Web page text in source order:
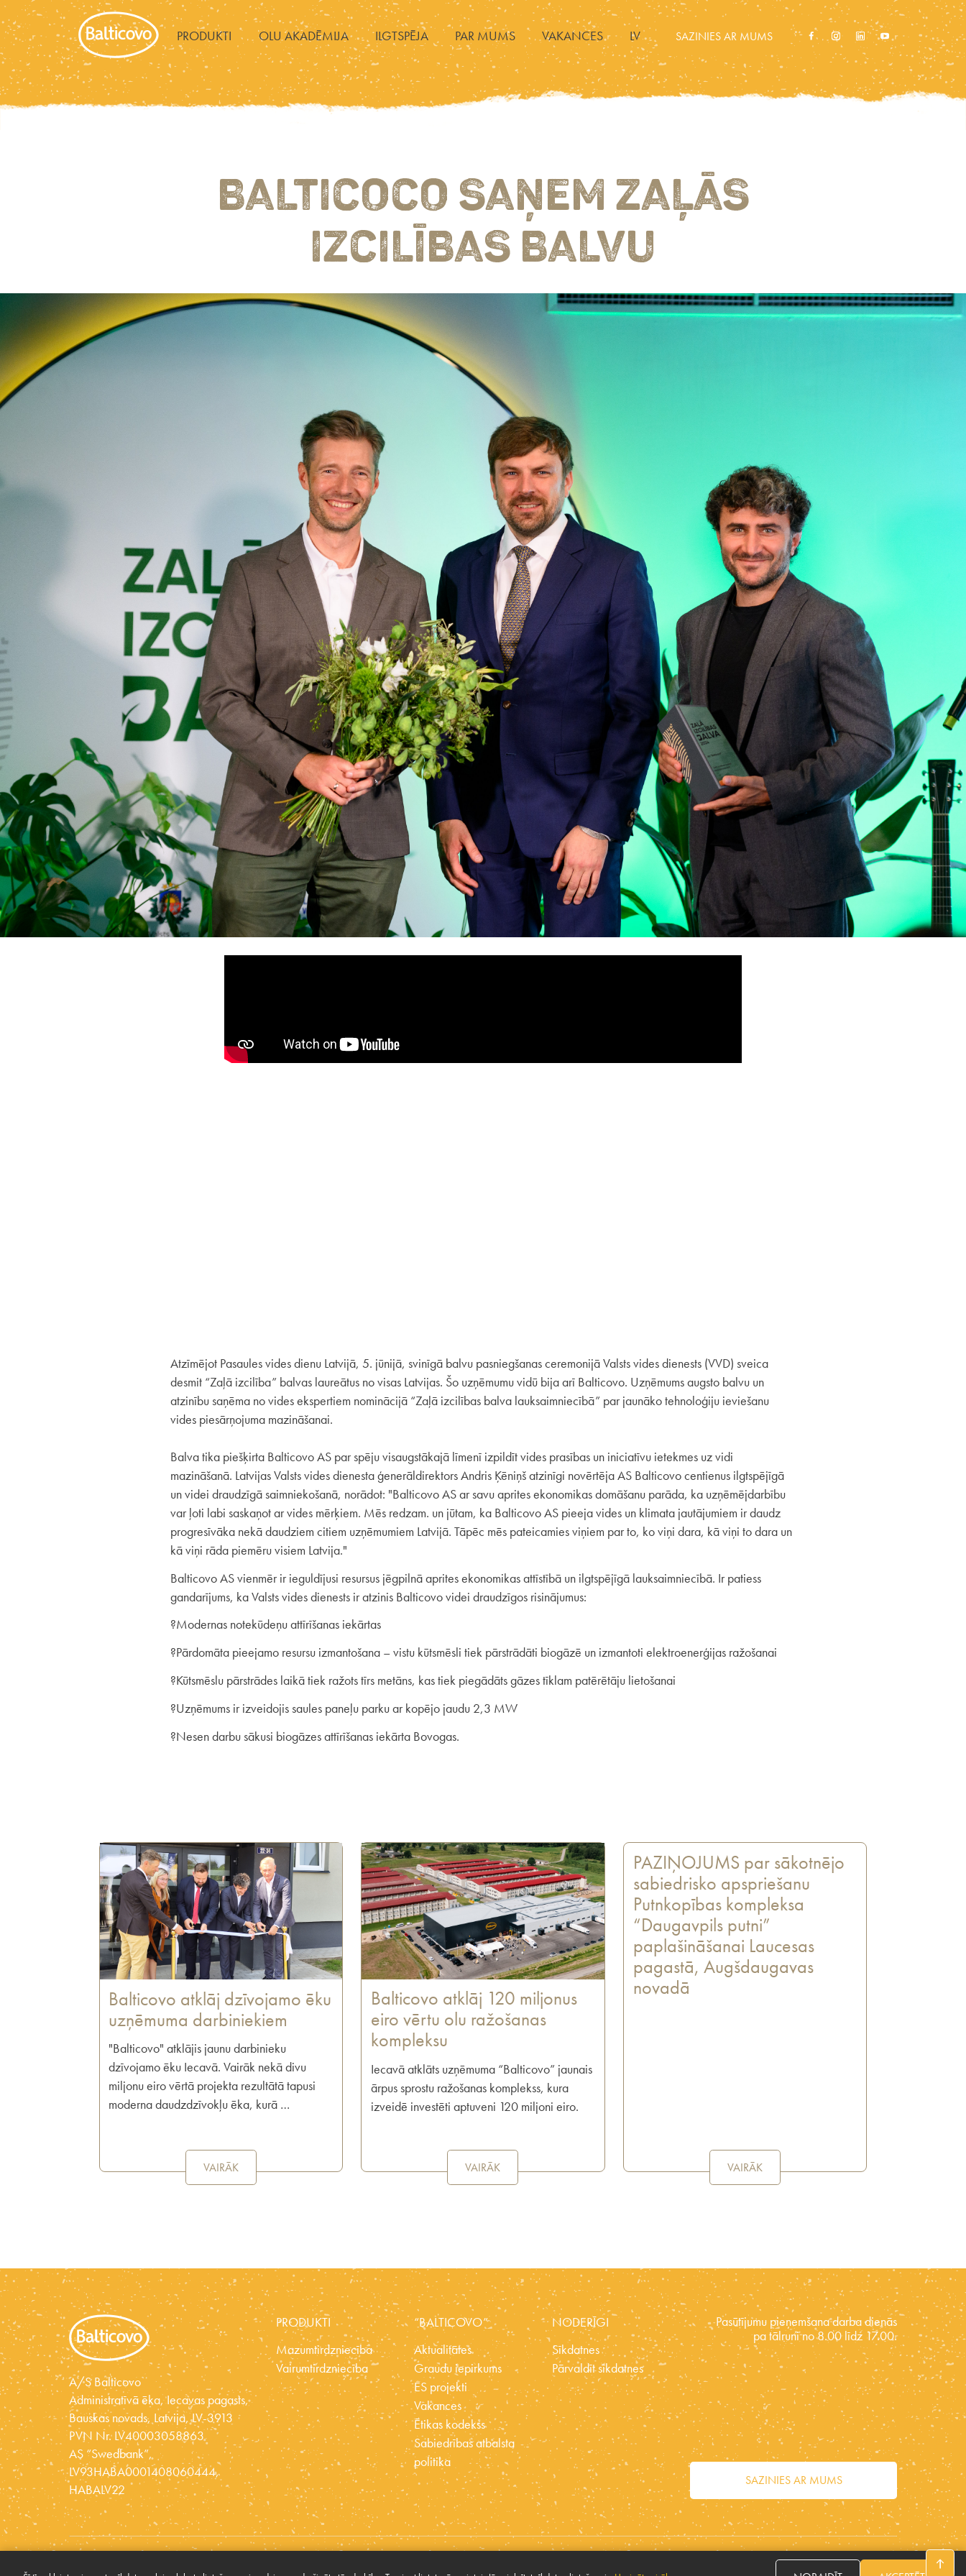
PRODUKTI OLU AKADĒMIJA ILGTSPĒJA PAR MUMS VAKANCES LV SAZINIES AR MUMS
BALTICOCO SAŅEM ZAĻĀS
IZCILĪBAS BALVU
Atzīmējot Pasaules vides dienu Latvijā, 5. jūnijā, svinīgā balvu pasniegšanas ceremonijā Valsts vides dienests (VVD) sveica
desmit “Zaļā izcilība” balvas laureātus no visas Latvijas. Šo uzņēmumu vidū bija arī Balticovo. Uzņēmums augsto balvu un
atzinību saņēma no vides ekspertiem nominācijā “Zaļā izcilības balva lauksaimniecībā” par jaunāko tehnoloģiju ieviešanu
vides piesārņojuma mazināšanai.
Balva tika piešķirta Balticovo AS par spēju visaugstākajā līmenī izpildīt vides prasības un iniciatīvu ietekmes uz vidi
mazināšanā. Latvijas Valsts vides dienesta ģenerāldirektors Andris Ķēniņš atzinīgi novērtēja AS Balticovo centienus ilgtspējīgā
un videi draudzīgā saimniekošanā, norādot: "Balticovo AS ar savu aprites ekonomikas domāšanu parāda, ka uzņēmējdarbību
var ļoti labi saskaņot ar vides mērķiem. Mēs redzam. un jūtam, ka Balticovo AS pieeja vides un klimata jautājumiem ir daudz
progresīvāka nekā daudziem citiem uzņēmumiem Latvijā. Tāpēc mēs pateicamies viņiem par to, ko viņi dara, kā viņi to dara un
kā viņi rāda piemēru visiem Latvija."
Balticovo AS vienmēr ir ieguldījusi resursus jēgpilnā aprites ekonomikas attīstībā un ilgtspējīgā lauksaimniecībā. Ir patiess
gandarījums, ka Valsts vides dienests ir atzinis Balticovo videi draudzīgos risinājumus:
?Modernas notekūdeņu attīrīšanas iekārtas
?Pārdomāta pieejamo resursu izmantošana – vistu kūtsmēsli tiek pārstrādāti biogāzē un izmantoti elektroenerģijas ražošanai
?Kūtsmēslu pārstrādes laikā tiek ražots tīrs metāns, kas tiek piegādāts gāzes tīklam patērētāju lietošanai
?Uzņēmums ir izveidojis saules paneļu parku ar kopējo jaudu 2,3 MW
?Nesen darbu sākusi biogāzes attīrīšanas iekārta Bovogas.
Balticovo atklāj dzīvojamo ēku
uzņēmuma darbiniekiem
"Balticovo" atklājis jaunu darbinieku
dzīvojamo ēku Iecavā. Vairāk nekā divu
miljonu eiro vērtā projekta rezultātā tapusi
moderna daudzdzīvokļu ēka, kurā …
VAIRĀK
Balticovo atklāj 120 miljonus
eiro vērtu olu ražošanas
kompleksu
Iecavā atklāts uzņēmuma “Balticovo” jaunais
ārpus sprostu ražošanas komplekss, kura
izveidē investēti aptuveni 120 miljoni eiro.
VAIRĀK
PAZIŅOJUMS par sākotnējo
sabiedrisko apspriešanu
Putnkopības kompleksa
“Daugavpils putni”
paplašināšanai Laucesas
pagastā, Augšdaugavas
novadā
VAIRĀK
A/S Balticovo
Administratīvā ēka, Iecavas pagasts,
Bauskas novads, Latvija, LV-3913
PVN Nr. LV40003058863
AS “Swedbank”,
LV93HABA0001408060444,
HABALV22
PRODUKTI
Mazumtirdzniecība
Vairumtirdzniecība
“BALTICOVO”
Aktualitātes
Graudu iepirkums
ES projekti
Vakances
Ētikas kodekss
Sabiedrības atbalsta
politika
NODERĪGI
Sīkdatnes
Pārvaldīt sīkdatnes
Pasūtījumu pieņemšana darba dienās
pa tālruni no 8.00 līdz 17.00.
SAZINIES AR MUMS